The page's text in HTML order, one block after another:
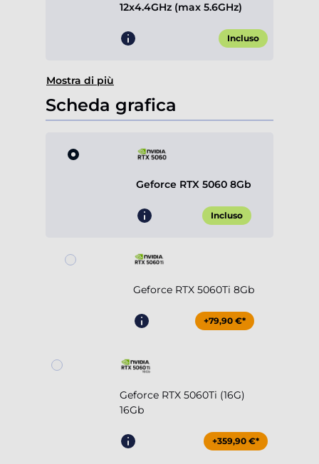
12x4.4GHz (max 5.6GHz)
Incluso
Mostra di più
Scheda grafica
Geforce RTX 5060 8Gb
Incluso
Geforce RTX 5060Ti 8Gb
+79,90 €*
Geforce RTX 5060Ti (16G)
16Gb
+359,90 €*